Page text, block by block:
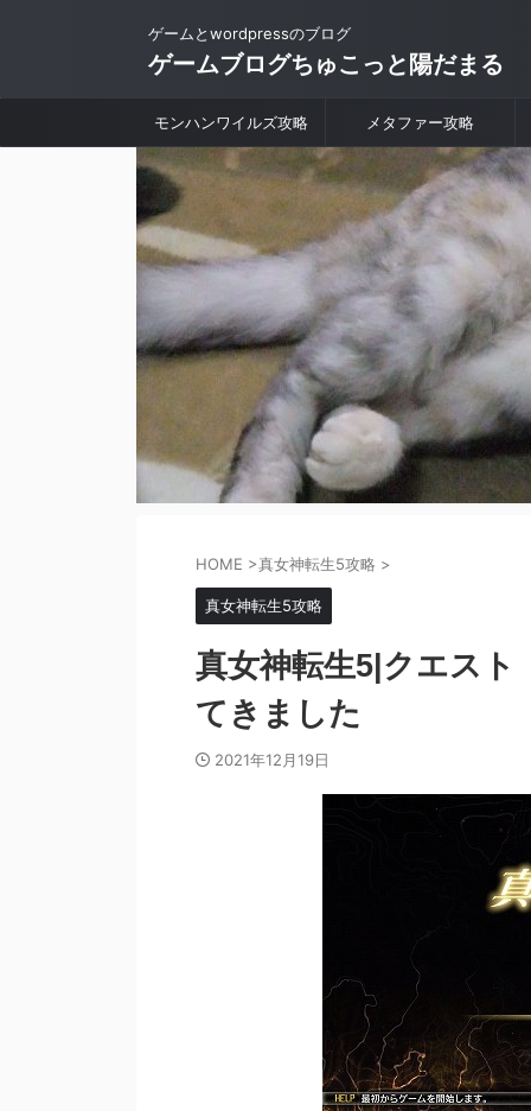
ゲームとwordpressのブログ
ゲームブログちゅこっと陽だまる
モンハンワイルズ攻略 メタファー攻略
HOME >真女神転生5攻略 >
真女神転生5攻略
真女神転生5|クエスト
てきました
2021年12月19日